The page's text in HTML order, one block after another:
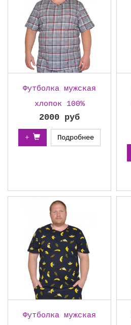
Футболка мужская
хлопок 100%
2000 руб
+ Подробнее
Футболка мужская